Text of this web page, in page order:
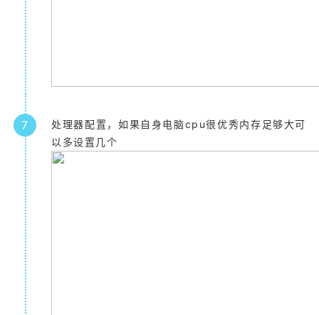
7
处理器配置，如果自身电脑cpu很优秀内存足够大可
以多设置几个